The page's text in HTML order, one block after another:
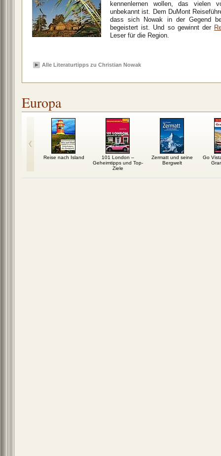
kennenlernen wollen, das vielen
unbekannt ist. Dem DuMont
dass sich Nowak in der Gegend
begeistert ist. Und so gewinnt der
Leser für die Region.
Alle Literaturtipps zu Christian Nowak
Europa
Reise nach Island
101 London –
Geheimtipps und Top-
Ziele
Zermatt und seine
Bergwelt
Go